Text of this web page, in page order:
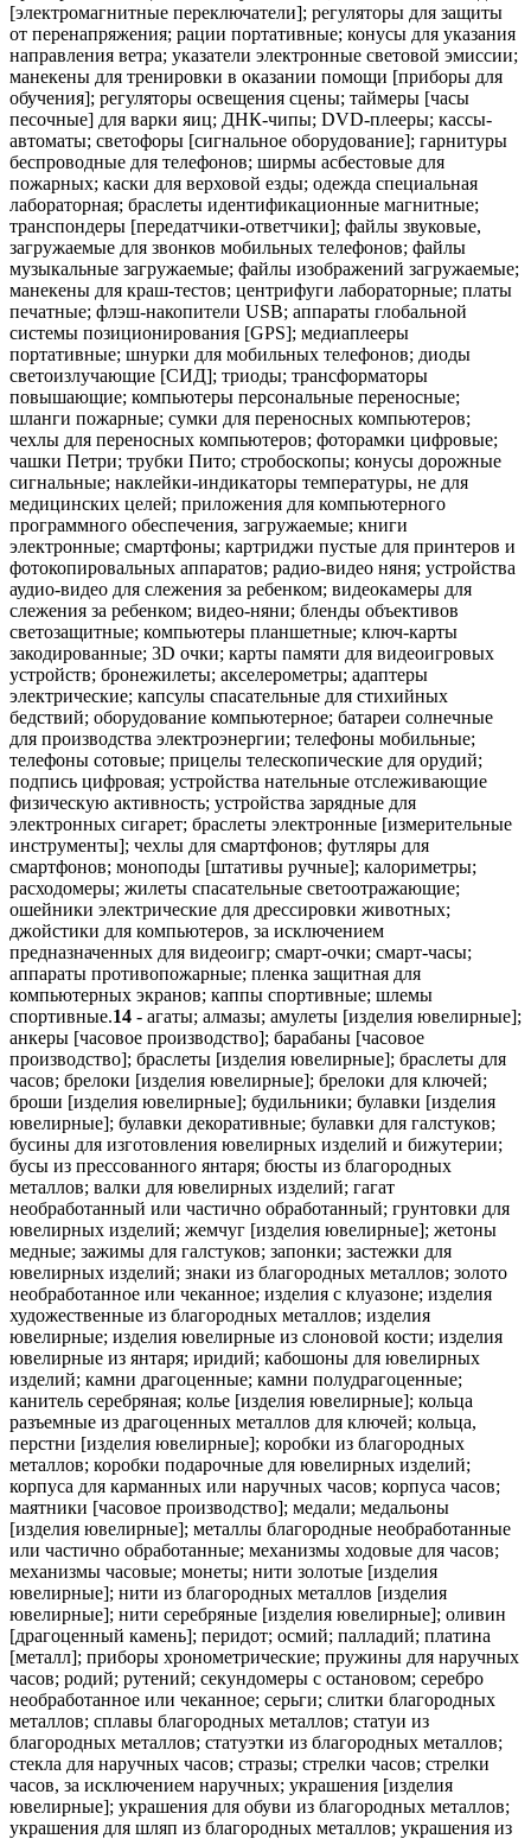
14 - агаты; алмазы; амулеты [изделия ювелирные];
анкеры [часовое производство]; барабаны [часовое
производство]; браслеты [изделия ювелирные]; браслеты для
часов; брелоки [изделия ювелирные]; брелоки для ключей;
броши [изделия ювелирные]; будильники; булавки [изделия
ювелирные]; булавки декоративные; булавки для галстуков;
бусины для изготовления ювелирных изделий и бижутерии;
бусы из прессованного янтаря; бюсты из благородных
металлов; валки для ювелирных изделий; гагат
необработанный или частично обработанный; грунтовки для
ювелирных изделий; жемчуг [изделия ювелирные]; жетоны
медные; зажимы для галстуков; запонки; застежки для
ювелирных изделий; знаки из благородных металлов; золото
необработанное или чеканное; изделия c клуазоне; изделия
художественные из благородных металлов; изделия
ювелирные; изделия ювелирные из слоновой кости; изделия
ювелирные из янтаря; иридий; кабошоны для ювелирных
изделий; камни драгоценные; камни полудрагоценные;
канитель серебряная; колье [изделия ювелирные]; кольца
разъемные из драгоценных металлов для ключей; кольца,
перстни [изделия ювелирные]; коробки из благородных
металлов; коробки подарочные для ювелирных изделий;
корпуса для карманных или наручных часов; корпуса часов;
маятники [часовое производство]; медали; медальоны
[изделия ювелирные]; металлы благородные необработанные
или частично обработанные; механизмы ходовые для часов;
механизмы часовые; монеты; нити золотые [изделия
ювелирные]; нити из благородных металлов [изделия
ювелирные]; нити серебряные [изделия ювелирные]; оливин
[драгоценный камень]; перидот; осмий; палладий; платина
[металл]; приборы хронометрические; пружины для наручных
часов; родий; рутений; секундомеры с остановом; серебро
необработанное или чеканное; серьги; слитки благородных
металлов; сплавы благородных металлов; статуи из
благородных металлов; статуэтки из благородных металлов;
стекла для наручных часов; стразы; стрелки часов; стрелки
часов, за исключением наручных; украшения [изделия
ювелирные]; украшения для обуви из благородных металлов;
украшения для шляп из благородных металлов; украшения из